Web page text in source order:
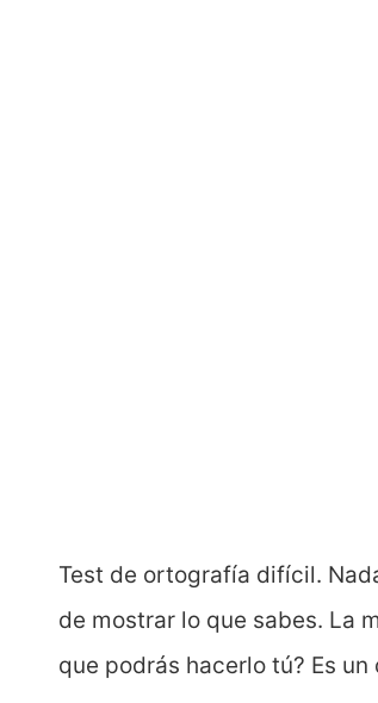
Test de ortografía difícil.
de mostrar lo que sabes. La
que podrás hacerlo tú? Es